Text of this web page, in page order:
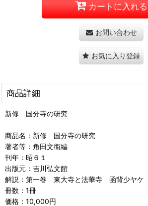
カートに入れる
お問い合わせ
お気に入り登録
商品詳細
新修 国分寺の研究
商品名：新修 国分寺の研究
著者等：角田文衞編
刊年：昭６１
出版元：吉川弘文館
解説：第一巻 東大寺と法華寺 函背少ヤケ
冊数：1冊
価格：10,000円